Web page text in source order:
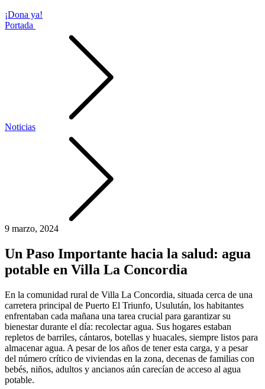
¡Dona ya!
Portada
Noticias
9 marzo, 2024
Un Paso Importante hacia la salud: agua
potable en Villa La Concordia
En la comunidad rural de Villa La Concordia, situada cerca de una
carretera principal de Puerto El Triunfo, Usulután, los habitantes
enfrentaban cada mañana una tarea crucial para garantizar su
bienestar durante el día: recolectar agua. Sus hogares estaban
repletos de barriles, cántaros, botellas y huacales, siempre listos para
almacenar agua. A pesar de los años de tener esta carga, y a pesar
del número crítico de viviendas en la zona, decenas de familias con
bebés, niños, adultos y ancianos aún carecían de acceso al agua
potable.